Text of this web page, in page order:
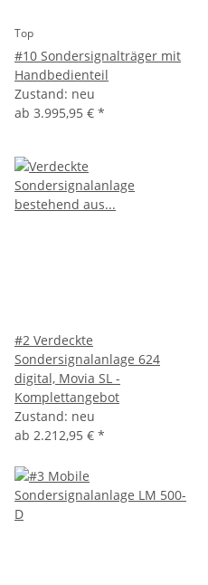
Top
#10 Sondersignalträger mit
Handbedienteil
Zustand: neu
ab 3.995,95 € *
#2 Verdeckte
Sondersignalanlage 624
digital, Movia SL -
Komplettangebot
Zustand: neu
ab 2.212,95 € *